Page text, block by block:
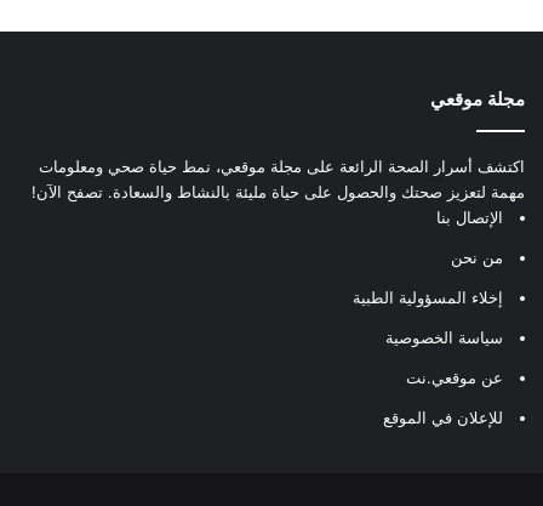
مجلة موقعي
اكتشف أسرار الصحة الرائعة على مجلة موقعي، نمط حياة صحي ومعلومات
مهمة لتعزيز صحتك والحصول على حياة مليئة بالنشاط والسعادة. تصفح الآن!
الإتصال بنا
من نحن
إخلاء المسؤولية الطبية
سياسة الخصوصية
عن موقعي.نت
للإعلان في الموقع